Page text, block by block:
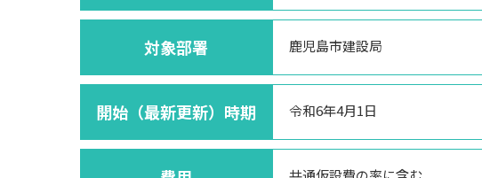
対象部署 鹿児島市建設局
開始（最新更新）時期 令和6年4月1日